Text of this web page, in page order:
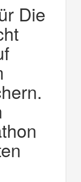
Die